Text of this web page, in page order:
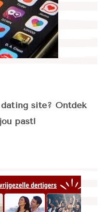
site? Ontdek
past!